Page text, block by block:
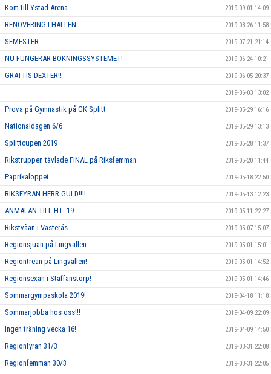
Kom till Ystad Arena 2019-09-01 14:09
RENOVERING I HALLEN 2019-08-26 11:58
SEMESTER 2019-07-21 21:14
NU FUNGERAR BOKNINGSSYSTEMET! 2019-06-24 10:21
GRATTIS DEXTER!! 2019-06-05 20:37
2019-06-03 13:02
Prova på Gymnastik på GK Splitt 2019-05-29 16:16
Nationaldagen 6/6 2019-05-29 13:13
Splittcupen 2019 2019-05-28 11:37
Rikstruppen tävlade FINAL på Riksfemman 2019-05-20 11:44
Paprikaloppet 2019-05-18 22:50
RIKSFYRAN HERR GULD!!!! 2019-05-13 12:23
ANMÄLAN TILL HT -19 2019-05-11 22:27
Rikstvåan i Västerås 2019-05-07 15:07
Regionsjuan på Lingvallen 2019-05-01 15:01
Regiontrean på Lingvallen! 2019-05-01 14:52
Regionsexan i Staffanstorp! 2019-05-01 14:46
Sommargympaskola 2019! 2019-04-18 11:18
Sommarjobba hos oss!!! 2019-04-09 22:09
Ingen träning vecka 16! 2019-04-09 14:50
Regionfyran 31/3 2019-03-31 22:08
Regionfemman 30/3 2019-03-31 22:05